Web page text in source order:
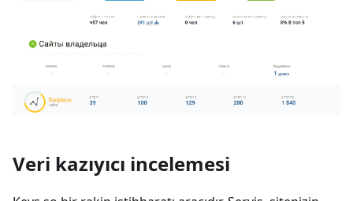
Veri kazıyıcı incelemesi